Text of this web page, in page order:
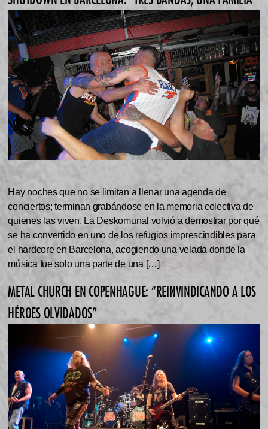
Hay noches que no se limitan a llenar una agenda de
conciertos; terminan grabándose en la memoria colectiva de
quienes las viven. La Deskomunal volvió a demostrar por qué
se ha convertido en uno de los refugios imprescindibles para
el hardcore en Barcelona, acogiendo una velada donde la
música fue solo una parte de una […]
METAL CHURCH EN COPENHAGUE: “REINVINDICANDO A LOS
HÉROES OLVIDADOS”